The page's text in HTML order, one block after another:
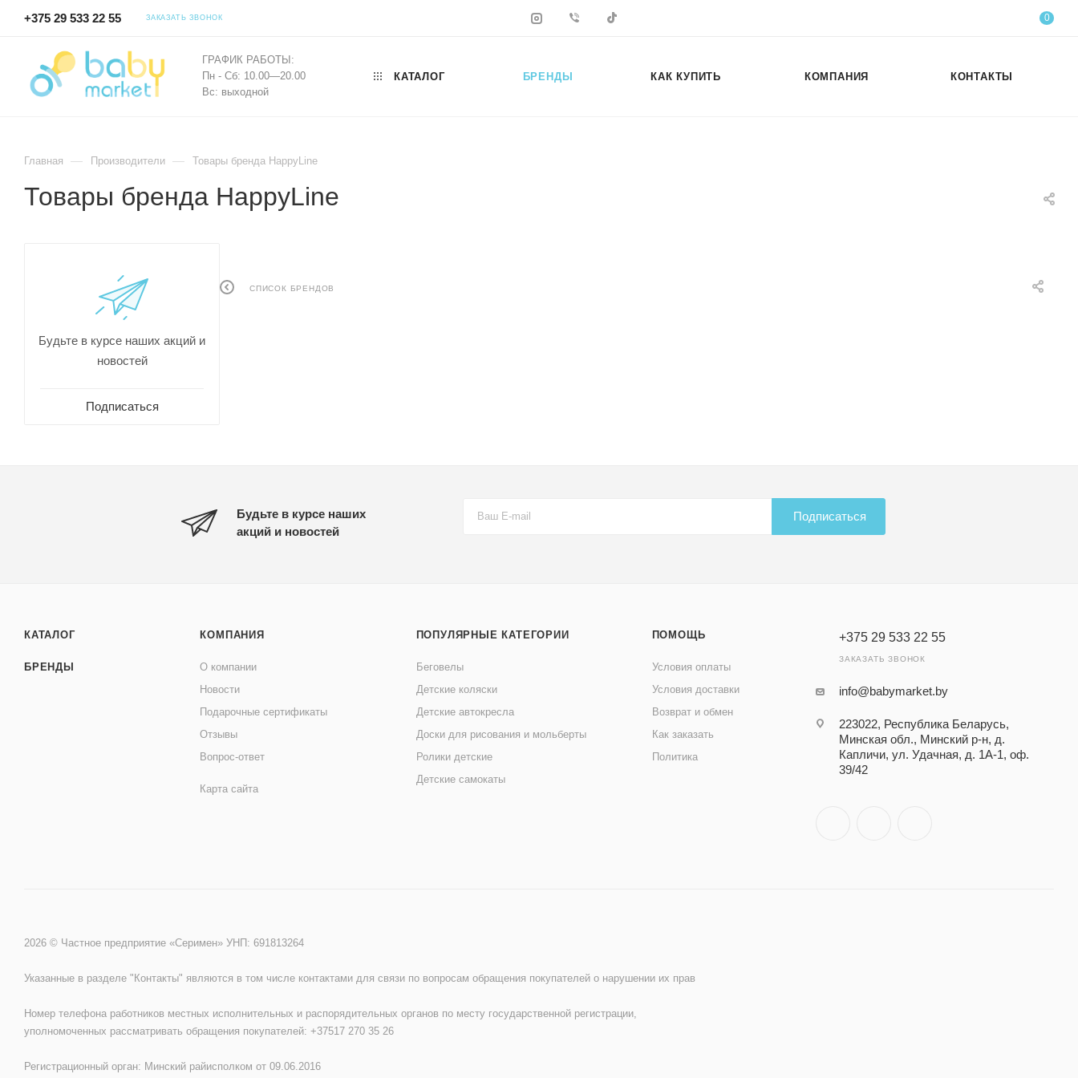
+375 29 533 22 55 ЗАКАЗАТЬ ЗВОНОК 0
ГРАФИК РАБОТЫ:
Пн - Сб: 10.00—20.00
Вс: выходной
КАТАЛОГ БРЕНДЫ КАК КУПИТЬ КОМПАНИЯ КОНТАКТЫ
Главная — Производители — Товары бренда HappyLine
Товары бренда HappyLine
СПИСОК БРЕНДОВ
Будьте в курсе наших акций и
новостей
Подписаться
Будьте в курсе наших
акций и новостей
Подписаться
КАТАЛОГ
БРЕНДЫ
КОМПАНИЯ
О компании
Новости
Подарочные сертификаты
Отзывы
Вопрос-ответ
Карта сайта
ПОПУЛЯРНЫЕ КАТЕГОРИИ
Беговелы
Детские коляски
Детские автокресла
Доски для рисования и мольберты
Ролики детские
Детские самокаты
ПОМОЩЬ
Условия оплаты
Условия доставки
Возврат и обмен
Как заказать
Политика
+375 29 533 22 55
ЗАКАЗАТЬ ЗВОНОК
info@babymarket.by
223022, Республика Беларусь,
Минская обл., Минский р-н, д.
Капличи, ул. Удачная, д. 1А-1, оф.
39/42
2026 © Частное предприятие «Серимен» УНП: 691813264
Указанные в разделе "Контакты" являются в том числе контактами для связи по вопросам обращения покупателей о нарушении их прав
Номер телефона работников местных исполнительных и распорядительных органов по месту государственной регистрации,
уполномоченных рассматривать обращения покупателей: +37517 270 35 26
Регистрационный орган: Минский райисполком от 09.06.2016